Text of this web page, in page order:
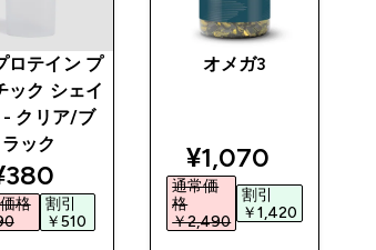
ロテイン プ
ック シェイ
- クリア/ブ
ラック
price
格
割引
￥510‎
オメガ3
discounted price
¥1,070‎
通常価
格
￥2,490‎
割引
￥1,420‎